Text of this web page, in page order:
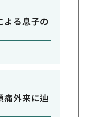
よる息子の
痛外来に辿